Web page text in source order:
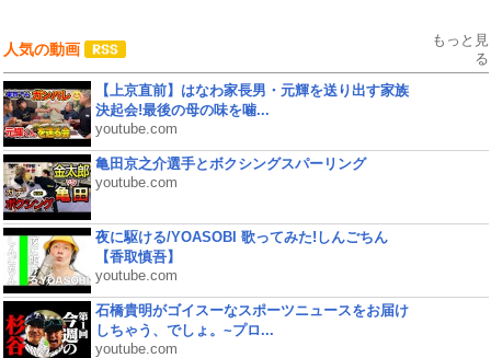
人気の動画
もっと見
る
【上京直前】はなわ家長男・元輝を送り出す家族
決起会!最後の母の味を噛...
youtube.com
亀田京之介選手とボクシングスパーリング
youtube.com
夜に駆ける/YOASOBI 歌ってみた!しんごちん
【香取慎吾】
youtube.com
石橋貴明がゴイスーなスポーツニュースをお届け
しちゃう、でしょ。~プロ...
youtube.com